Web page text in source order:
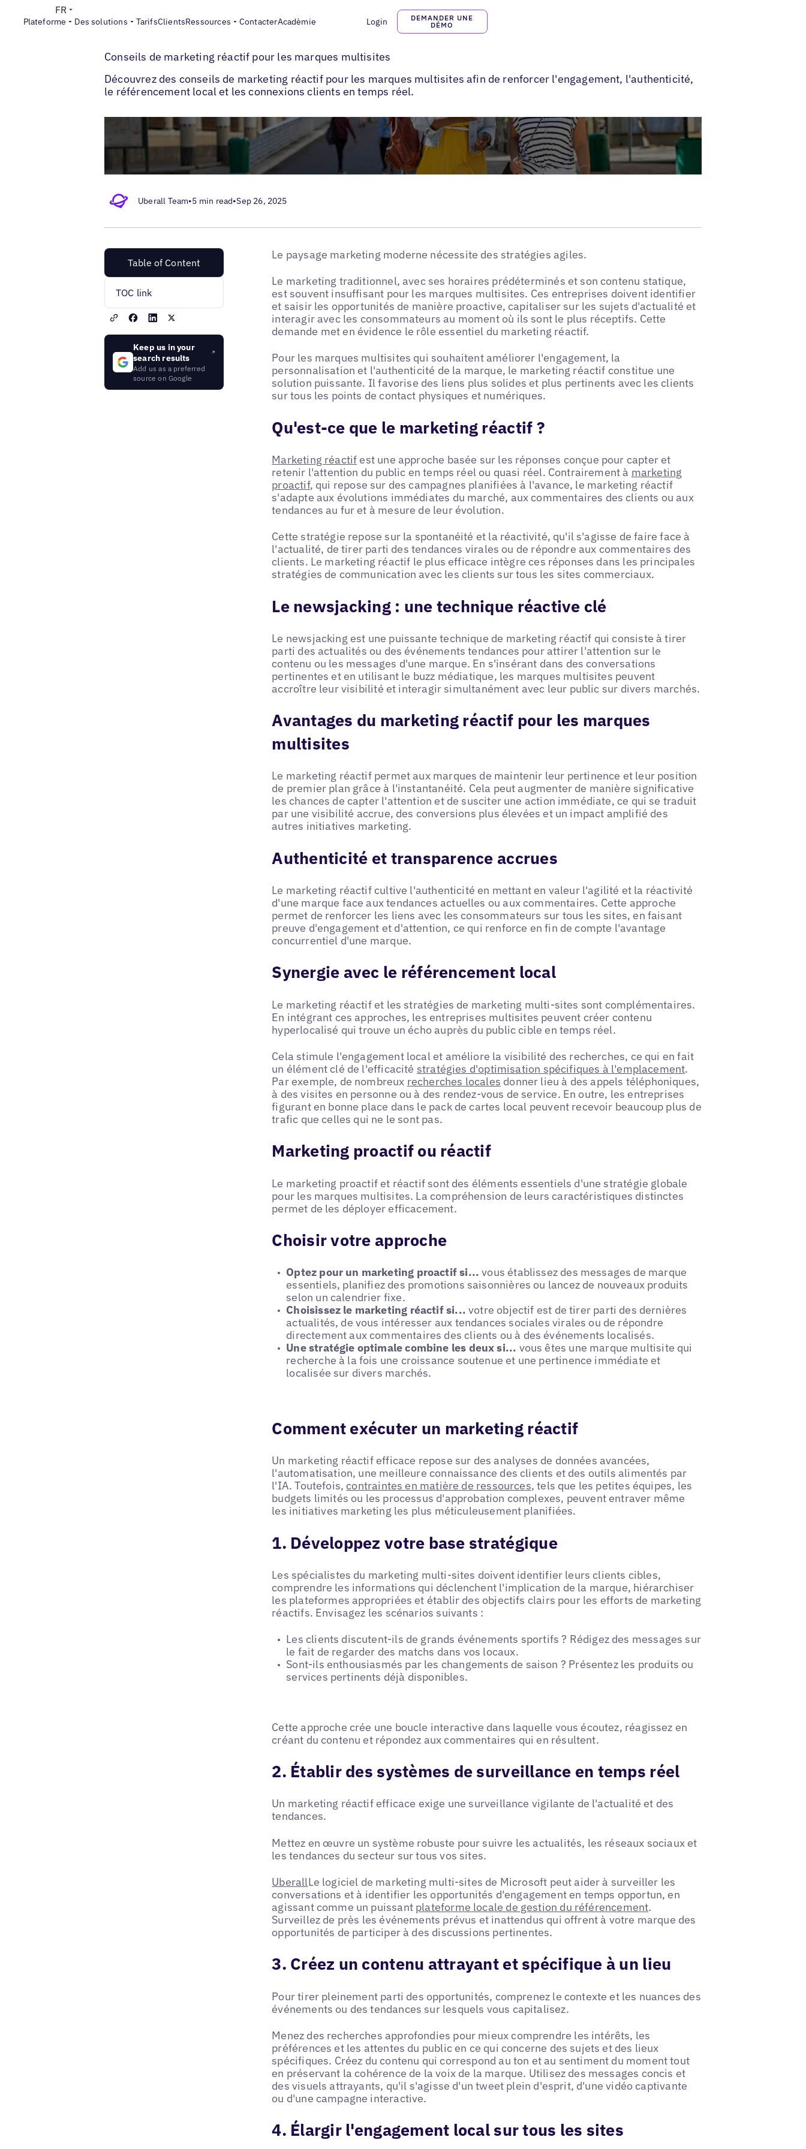
Plateforme Des solutions TarifsClientsRessources ContacterAcadèmie Login
DEMANDER UNE
DÉMO
FR
Blogs> Stratégie de marketing local> Conseils de marketing réactif local
Conseils de marketing réactif pour les marques multisites
Découvrez des conseils de marketing réactif pour les marques multisites afin de renforcer l'engagement, l'authenticité,
le référencement local et les connexions clients en temps réel.
Uberall Team•5 min read•Sep 26, 2025
Table of Content
TOC link
Keep us in your
search results
Add us as a preferred
source on Google
Le paysage marketing moderne nécessite des stratégies agiles.
Le marketing traditionnel, avec ses horaires prédéterminés et son contenu statique,
est souvent insuffisant pour les marques multisites. Ces entreprises doivent identifier
et saisir les opportunités de manière proactive, capitaliser sur les sujets d'actualité et
interagir avec les consommateurs au moment où ils sont le plus réceptifs. Cette
demande met en évidence le rôle essentiel du marketing réactif.
Pour les marques multisites qui souhaitent améliorer l'engagement, la
personnalisation et l'authenticité de la marque, le marketing réactif constitue une
solution puissante. Il favorise des liens plus solides et plus pertinents avec les clients
sur tous les points de contact physiques et numériques.
Qu'est-ce que le marketing réactif ?
Marketing réactif est une approche basée sur les réponses conçue pour capter et
retenir l'attention du public en temps réel ou quasi réel. Contrairement à marketing
proactif, qui repose sur des campagnes planifiées à l'avance, le marketing réactif
s'adapte aux évolutions immédiates du marché, aux commentaires des clients ou aux
tendances au fur et à mesure de leur évolution.
Cette stratégie repose sur la spontanéité et la réactivité, qu'il s'agisse de faire face à
l'actualité, de tirer parti des tendances virales ou de répondre aux commentaires des
clients. Le marketing réactif le plus efficace intègre ces réponses dans les principales
stratégies de communication avec les clients sur tous les sites commerciaux.
Le newsjacking : une technique réactive clé
Le newsjacking est une puissante technique de marketing réactif qui consiste à tirer
parti des actualités ou des événements tendances pour attirer l'attention sur le
contenu ou les messages d'une marque. En s'insérant dans des conversations
pertinentes et en utilisant le buzz médiatique, les marques multisites peuvent
accroître leur visibilité et interagir simultanément avec leur public sur divers marchés.
Avantages du marketing réactif pour les marques
multisites
Le marketing réactif permet aux marques de maintenir leur pertinence et leur position
de premier plan grâce à l'instantanéité. Cela peut augmenter de manière significative
les chances de capter l'attention et de susciter une action immédiate, ce qui se traduit
par une visibilité accrue, des conversions plus élevées et un impact amplifié des
autres initiatives marketing.
Authenticité et transparence accrues
Le marketing réactif cultive l'authenticité en mettant en valeur l'agilité et la réactivité
d'une marque face aux tendances actuelles ou aux commentaires. Cette approche
permet de renforcer les liens avec les consommateurs sur tous les sites, en faisant
preuve d'engagement et d'attention, ce qui renforce en fin de compte l'avantage
concurrentiel d'une marque.
Synergie avec le référencement local
Le marketing réactif et les stratégies de marketing multi-sites sont complémentaires.
En intégrant ces approches, les entreprises multisites peuvent créer contenu
hyperlocalisé qui trouve un écho auprès du public cible en temps réel.
Cela stimule l'engagement local et améliore la visibilité des recherches, ce qui en fait
un élément clé de l'efficacité stratégies d'optimisation spécifiques à l'emplacement.
Par exemple, de nombreux recherches locales donner lieu à des appels téléphoniques,
à des visites en personne ou à des rendez-vous de service. En outre, les entreprises
figurant en bonne place dans le pack de cartes local peuvent recevoir beaucoup plus de
trafic que celles qui ne le sont pas.
Marketing proactif ou réactif
Le marketing proactif et réactif sont des éléments essentiels d'une stratégie globale
pour les marques multisites. La compréhension de leurs caractéristiques distinctes
permet de les déployer efficacement.
Choisir votre approche
Optez pour un marketing proactif si... vous établissez des messages de marque
essentiels, planifiez des promotions saisonnières ou lancez de nouveaux produits
selon un calendrier fixe.
Choisissez le marketing réactif si... votre objectif est de tirer parti des dernières
actualités, de vous intéresser aux tendances sociales virales ou de répondre
directement aux commentaires des clients ou à des événements localisés.
Une stratégie optimale combine les deux si... vous êtes une marque multisite qui
recherche à la fois une croissance soutenue et une pertinence immédiate et
localisée sur divers marchés.
Comment exécuter un marketing réactif
Un marketing réactif efficace repose sur des analyses de données avancées,
l'automatisation, une meilleure connaissance des clients et des outils alimentés par
l'IA. Toutefois,contraintes en matière de ressources, tels que les petites équipes, les
budgets limités ou les processus d'approbation complexes, peuvent entraver même
les initiatives marketing les plus méticuleusement planifiées.
1. Développez votre base stratégique
Les spécialistes du marketing multi-sites doivent identifier leurs clients cibles,
comprendre les informations qui déclenchent l'implication de la marque, hiérarchiser
les plateformes appropriées et établir des objectifs clairs pour les efforts de marketing
réactifs. Envisagez les scénarios suivants :
Les clients discutent-ils de grands événements sportifs ? Rédigez des messages sur
le fait de regarder des matchs dans vos locaux.
Sont-ils enthousiasmés par les changements de saison ? Présentez les produits ou
services pertinents déjà disponibles.
Cette approche crée une boucle interactive dans laquelle vous écoutez, réagissez en
créant du contenu et répondez aux commentaires qui en résultent.
2. Établir des systèmes de surveillance en temps réel
Un marketing réactif efficace exige une surveillance vigilante de l'actualité et des
tendances.
Mettez en œuvre un système robuste pour suivre les actualités, les réseaux sociaux et
les tendances du secteur sur tous vos sites.
UberallLe logiciel de marketing multi-sites de Microsoft peut aider à surveiller les
conversations et à identifier les opportunités d'engagement en temps opportun, en
agissant comme un puissant plateforme locale de gestion du référencement.
Surveillez de près les événements prévus et inattendus qui offrent à votre marque des
opportunités de participer à des discussions pertinentes.
3. Créez un contenu attrayant et spécifique à un lieu
Pour tirer pleinement parti des opportunités, comprenez le contexte et les nuances des
événements ou des tendances sur lesquels vous capitalisez.
Menez des recherches approfondies pour mieux comprendre les intérêts, les
préférences et les attentes du public en ce qui concerne des sujets et des lieux
spécifiques. Créez du contenu qui correspond au ton et au sentiment du moment tout
en préservant la cohérence de la voix de la marque. Utilisez des messages concis et
des visuels attrayants, qu'il s'agisse d'un tweet plein d'esprit, d'une vidéo captivante
ou d'une campagne interactive.
4. Élargir l'engagement local sur tous les sites